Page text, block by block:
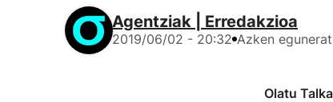
Agentziak | Erredakzioa
2019/06/02 - 20:32 Azken
Olatu Talka